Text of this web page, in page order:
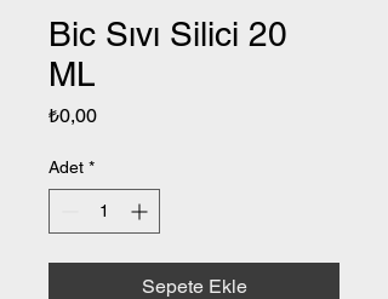
Bic Sıvı Silici 20
ML
₺0,00Fiyat
Adet *
Sepete Ekle